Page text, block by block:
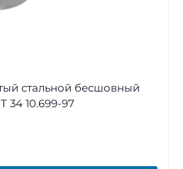
стальной бесшовный
34 10.699-97